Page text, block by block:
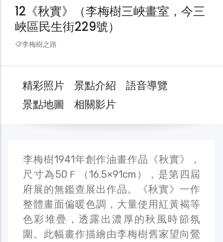
12《秋實》（李梅樹三峽畫室，今三
峽區民生街229號）
李梅樹之路
精彩照片 景點介紹
語音導覽
景點地圖
相關影片
李梅樹1941年創作油畫作品《秋實》，
尺寸為50Ｆ（16.5×91cm），是第四屆
府展的無鑑查展出作品。《秋實》一作
整體畫面偏暖色調，大量使用紅黃褐等
色彩堆疊，透露出濃厚的秋風時節氛
圍。此幅畫作描繪由李梅樹舊家望向鶯